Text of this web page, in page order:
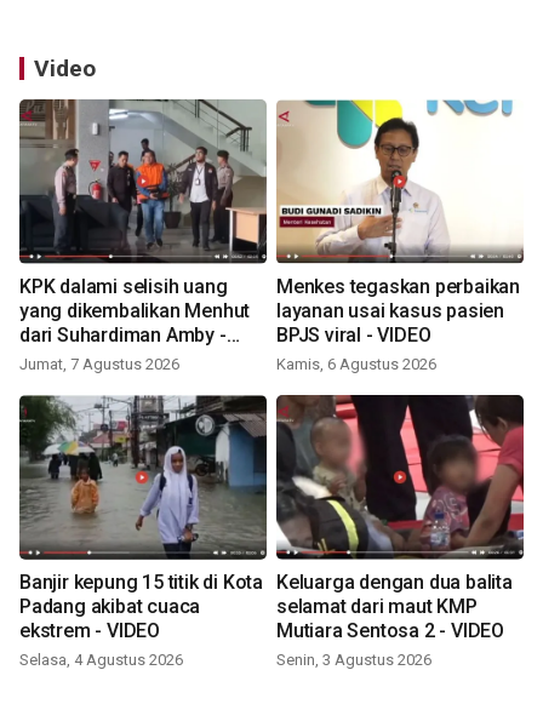
Video
KPK dalami selisih uang
yang dikembalikan Menhut
dari Suhardiman Amby -
VIDEO
Jumat, 7 Agustus 2026
Menkes tegaskan perbaikan
layanan usai kasus pasien
BPJS viral - VIDEO
Kamis, 6 Agustus 2026
Banjir kepung 15 titik di Kota
Padang akibat cuaca
ekstrem - VIDEO
Selasa, 4 Agustus 2026
Keluarga dengan dua balita
selamat dari maut KMP
Mutiara Sentosa 2 - VIDEO
Senin, 3 Agustus 2026